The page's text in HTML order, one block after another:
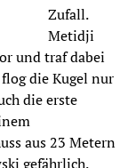
Zufall.
Metidji
und traf dabei
die Kugel nur
die erste
aus 23 Metern
gefährlich.